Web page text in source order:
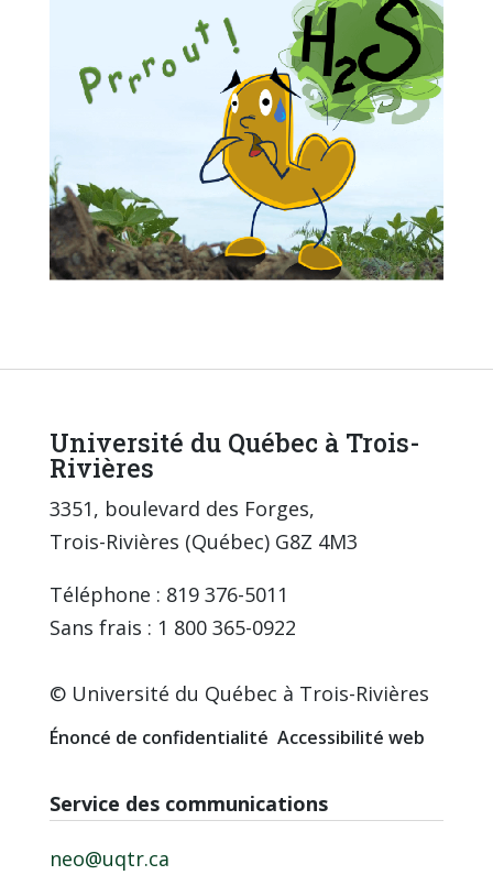
Université du Québec à Trois-
Rivières
3351, boulevard des Forges,
Trois-Rivières (Québec) G8Z 4M3
Téléphone : 819 376-5011
Sans frais : 1 800 365-0922
© Université du Québec à Trois-Rivières
Énoncé de confidentialité Accessibilité web
Service des communications
neo@uqtr.ca